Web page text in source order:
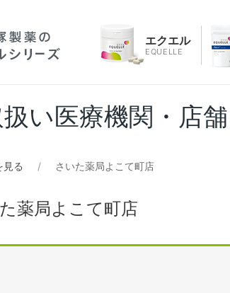
エクエル
EQUELLE
い医療機関・店舗
見る さいた薬局よこて町店
薬局よこて町店